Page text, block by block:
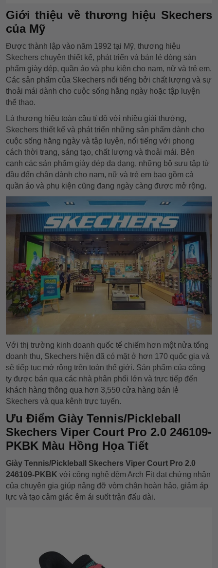
Giới thiệu về thương hiệu Skechers
của Mỹ
Được thành lập vào năm 1992 tại Mỹ, thương hiệu
Skechers chuyên thiết kế, phát triển và bán lẻ dòng sản
phẩm giày dép, quần áo và phụ kiện cho nam, nữ và trẻ em.
Các sản phẩm của Skechers nổi tiếng bởi chất lượng và sự
thoải mái dành cho cuộc sống hằng ngày hoặc tập luyện
thể thao.
Là thương hiệu toàn cầu tỉ đô với nhiều giải thưởng,
Skechers thiết kế và phát triển những sản phẩm dành cho
cuộc sống hằng ngày và tập luyện, nổi tiếng với phong
cách thời trang, sáng tạo, chất lượng và thoải mái. Bên
cạnh các sản phẩm giày dép đa dạng, những bộ sưu tập từ
đầu đến chân dành cho nam, nữ và trẻ em bao gồm cả
quần áo và phụ kiện cũng đang ngày càng được mở rộng.
Với thị trường kinh doanh quốc tế chiếm hơn một nửa tổng
doanh thu, Skechers hiện đã có mặt ở hơn 170 quốc gia và
sẽ tiếp tục mở rộng trên toàn thế giới. Sản phẩm của công
ty được bán qua các nhà phân phối lớn và trực tiếp đến
khách hàng thông qua hơn 3,550 cửa hàng bán lẻ
Skechers và qua kênh trực tuyến.
Ưu Điểm Giày Tennis/Pickleball
Skechers Viper Court Pro 2.0 246109-
PKBK Màu Hồng Họa Tiết
Giày Tennis/Pickleball Skechers Viper Court Pro 2.0
246109-PKBK với công nghệ đệm Arch Fit đạt chứng nhận
của chuyên gia giúp nâng đỡ vòm chân hoàn hảo, giảm áp
lực và tạo cảm giác êm ái suốt trận đấu dài.